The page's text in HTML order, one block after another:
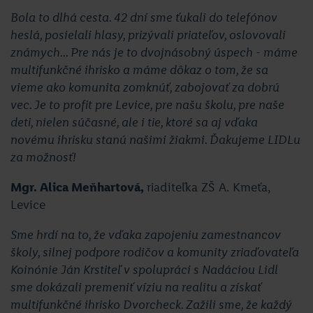
Bola to dlhá cesta. 42 dní sme ťukali do telefónov
heslá, posielali hlasy, prizývali priateľov, oslovovali
známych... Pre nás je to dvojnásobný úspech - máme
multifunkčné ihrisko a máme dôkaz o tom, že sa
vieme ako komunita zomknúť, zabojovať za dobrú
vec. Je to profit pre Levice, pre našu školu, pre naše
deti, nielen súčasné, ale i tie, ktoré sa aj vďaka
novému ihrisku stanú našimi žiakmi. Ďakujeme LIDLu
za možnosť!
Mgr. Alica Meňhartová, riaditeľka ZŠ A. Kmeťa,
Levice
Sme hrdí na to, že vďaka zapojeniu zamestnancov
školy, silnej podpore rodičov a komunity zriaďovateľa
Koinónie Ján Krstiteľ v spolupráci s Nadáciou Lidl
sme dokázali premeniť víziu na realitu a získať
multifunkčné ihrisko Dvorcheck. Zažili sme, že každý